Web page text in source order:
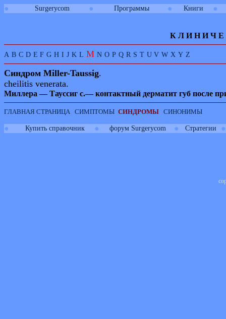
● Surgerycom ● Программы ● Книги ●
К Л И Н И Ч Е
A B C D E F G H I J K L M N O P Q R S T U V W X Y Z
Синдром Miller-Taussig.
cheilitis venerata.
Миллера — Тауссиг с.— контактный дерматит губ после
ГЛАВНАЯ СТРАНИЦА СИМПТОМЫ СИНДРОМЫ СИНОНИМЫ
● Купить справочник ● форум Surgerycom ● Стратегии ●